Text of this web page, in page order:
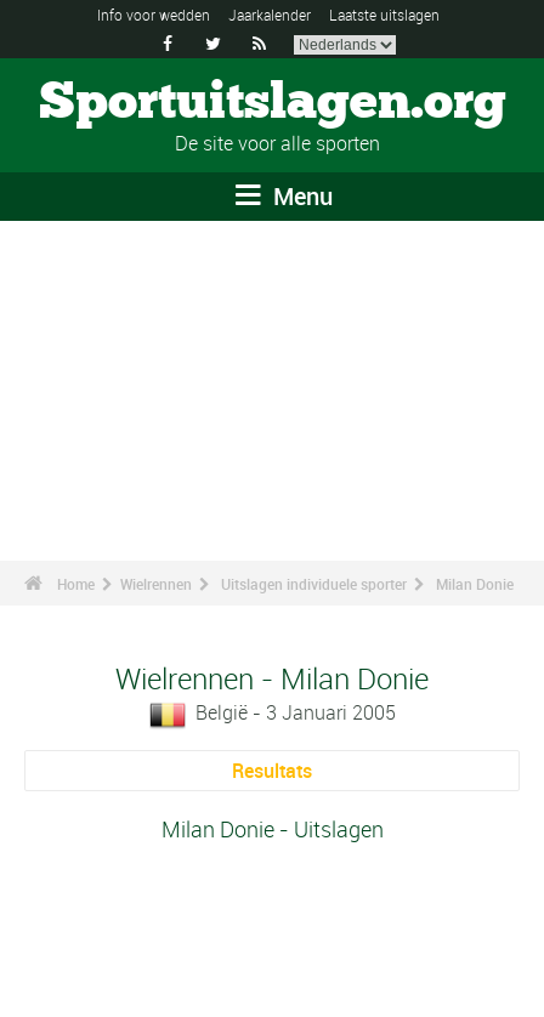
Info voor wedden Jaarkalender Laatste uitslagen
  
Sportuitslagen.org
De site voor alle sporten
Menu
Home Wielrennen Uitslagen individuele sporter Milan Donie
Wielrennen - Milan Donie
België - 3 Januari 2005
Resultats
Milan Donie - Uitslagen